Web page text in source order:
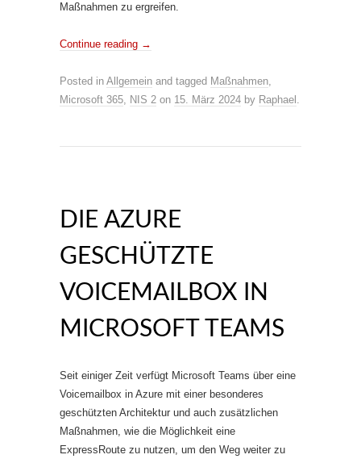
Maßnahmen zu ergreifen.
Continue reading →
Posted in Allgemein and tagged Maßnahmen,
Microsoft 365, NIS 2 on 15. März 2024 by Raphael .
DIE AZURE
GESCHÜTZTE
VOICEMAILBOX IN
MICROSOFT TEAMS
Seit einiger Zeit verfügt Microsoft Teams über eine
Voicemailbox in Azure mit einer besonderes
geschützten Architektur und auch zusätzlichen
Maßnahmen, wie die Möglichkeit eine
ExpressRoute zu nutzen, um den Weg weiter zu